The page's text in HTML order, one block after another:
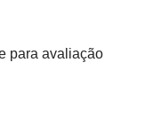
para avaliação